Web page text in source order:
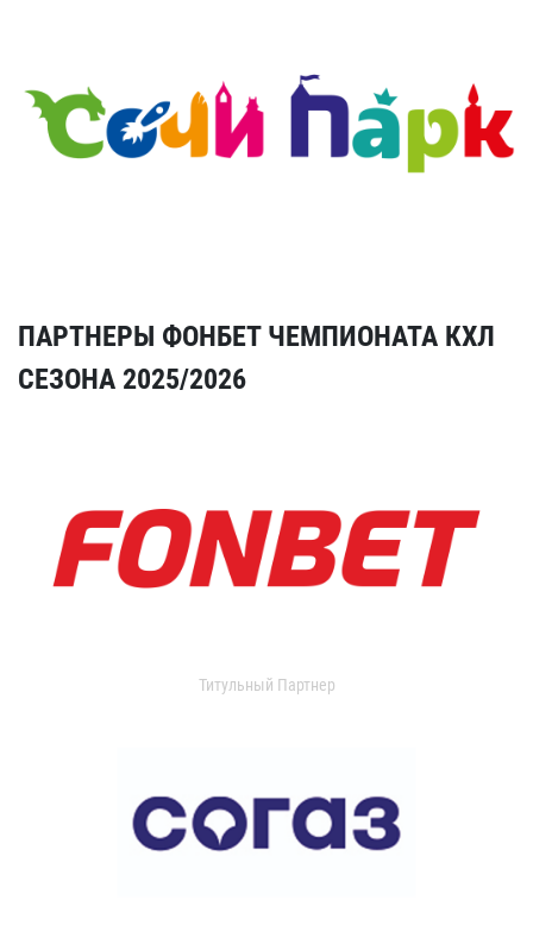
ПАРТНЕРЫ ФОНБЕТ ЧЕМПИОНАТА КХЛ
СЕЗОНА 2025/2026
Титульный Партнер